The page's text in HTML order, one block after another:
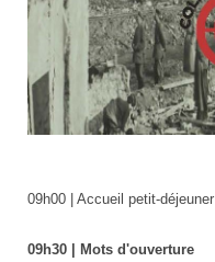
09h00 | Accueil petit-déjeuner
09h30 | Mots d'ouverture